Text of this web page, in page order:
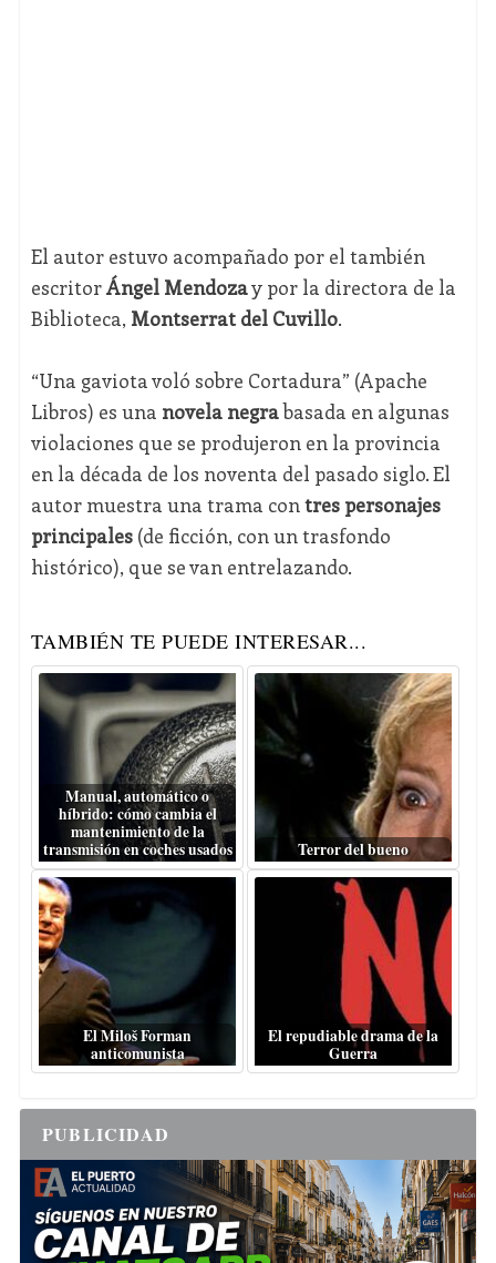
El autor estuvo acompañado por el también
escritorÁngel Mendozay por la directora de la
Biblioteca, Montserrat del Cuvillo.
“Una gaviota voló sobre Cortadura” (Apache
Libros) es una novela negrabasada en algunas
violaciones que se produjeron en la provincia
en la década de los noventa del pasado siglo. El
autor muestra una trama contres personajes
principales(de ficción, con un trasfondo
histórico), que se van entrelazando.
TAMBIÉN TE PUEDE INTERESAR...
Manual, automático o
híbrido: cómo cambia el
mantenimiento de la
transmisión en coches usados
Terror del bueno
El Miloš Forman
anticomunista
El repudiable drama de la
Guerra
PUBLICIDAD